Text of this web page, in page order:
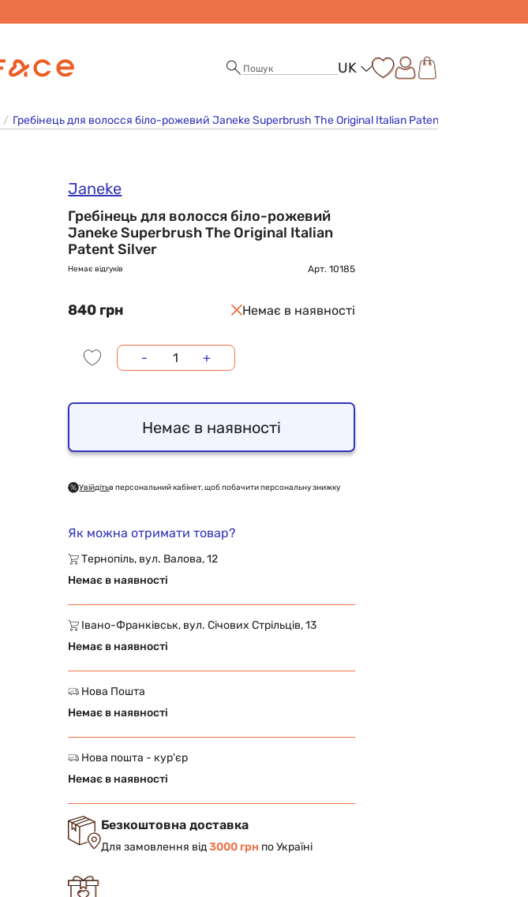
UK
Гребінець для волосся біло-рожевий Janeke Superbrush The Original Italian Patent Silver
Janeke
Гребінець для волосся біло-рожевий
Janeke Superbrush The Original Italian
Patent Silver
Немає відгуків Арт. 10185
840 грн Немає в наявності
- +
Немає в наявності
Увійдітьв персональний кабінет, щоб побачити персональну знижку
Як можна отримати товар?
Тернопіль, вул. Валова, 12
Немає в наявності
Івано-Франківськ, вул. Січових Стрільців, 13
Немає в наявності
Нова Пошта
Немає в наявності
Нова пошта - кур'єр
Немає в наявності
Безкоштовна доставка
Для замовлення від3000 грн по Україні